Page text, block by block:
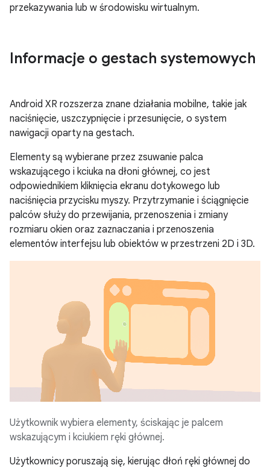
przekazywania lub w środowisku wirtualnym.
Informacje o gestach systemowych
Android XR rozszerza znane działania mobilne, takie jak
naciśnięcie, uszczypnięcie i przesunięcie, o system
nawigacji oparty na gestach.
Elementy są wybierane przez zsuwanie palca
wskazującego i kciuka na dłoni głównej, co jest
odpowiednikiem kliknięcia ekranu dotykowego lub
naciśnięcia przycisku myszy. Przytrzymanie i ściągnięcie
palców służy do przewijania, przenoszenia i zmiany
rozmiaru okien oraz zaznaczania i przenoszenia
elementów interfejsu lub obiektów w przestrzeni 2D i 3D.
Użytkownik wybiera elementy, ściskając je palcem
wskazującym i kciukiem ręki głównej.
Użytkownicy poruszają się, kierując dłoń ręki głównej do